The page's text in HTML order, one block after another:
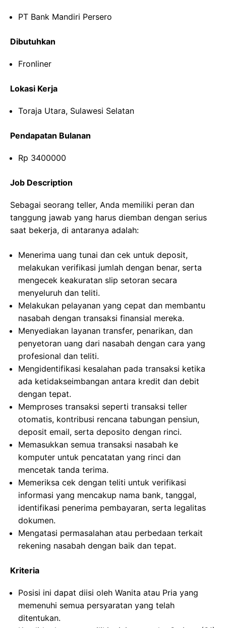
PT Bank Mandiri Persero
Dibutuhkan
Fronliner
Lokasi Kerja
Toraja Utara, Sulawesi Selatan
Pendapatan Bulanan
Rp 3400000
Job Description
Sebagai seorang teller, Anda memiliki peran dan
tanggung jawab yang harus diemban dengan serius
saat bekerja, di antaranya adalah:
Menerima uang tunai dan cek untuk deposit,
melakukan verifikasi jumlah dengan benar, serta
mengecek keakuratan slip setoran secara
menyeluruh dan teliti.
Melakukan pelayanan yang cepat dan membantu
nasabah dengan transaksi finansial mereka.
Menyediakan layanan transfer, penarikan, dan
penyetoran uang dari nasabah dengan cara yang
profesional dan teliti.
Mengidentifikasi kesalahan pada transaksi ketika
ada ketidakseimbangan antara kredit dan debit
dengan tepat.
Memproses transaksi seperti transaksi teller
otomatis, kontribusi rencana tabungan pensiun,
deposit email, serta deposito dengan rinci.
Memasukkan semua transaksi nasabah ke
komputer untuk pencatatan yang rinci dan
mencetak tanda terima.
Memeriksa cek dengan teliti untuk verifikasi
informasi yang mencakup nama bank, tanggal,
identifikasi penerima pembayaran, serta legalitas
dokumen.
Mengatasi permasalahan atau perbedaan terkait
rekening nasabah dengan baik dan tepat.
Kriteria
Posisi ini dapat diisi oleh Wanita atau Pria yang
memenuhi semua persyaratan yang telah
ditentukan.